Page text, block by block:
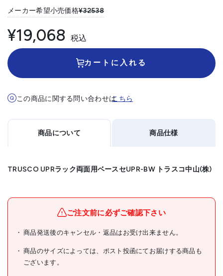
メーカー希望小売価格¥32538
¥19,068 税込
カートに入れる
この商品に関する問い合わせはこちら
商品について
TRUSCO UPRラック両面用ベースセUPR-BW トラスコ中山(株)
商品仕様
ブランド名 TRUSCO
商品名
TRUSCO UPRラック両面用
ベースセ
型式 UPR-BW
ご注文前に必ずご確認下さい
商品発送後のキャンセル・返品はお受け出来ません。
商品のサイズによっては、ポスト投函にてお届けする商品も
ございます。